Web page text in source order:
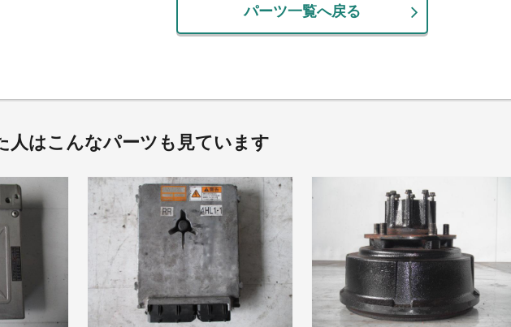
パーツ一覧へ戻る
人はこんなパーツも見ています